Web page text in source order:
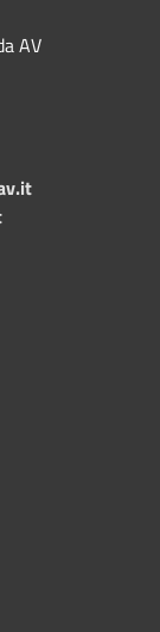
AV